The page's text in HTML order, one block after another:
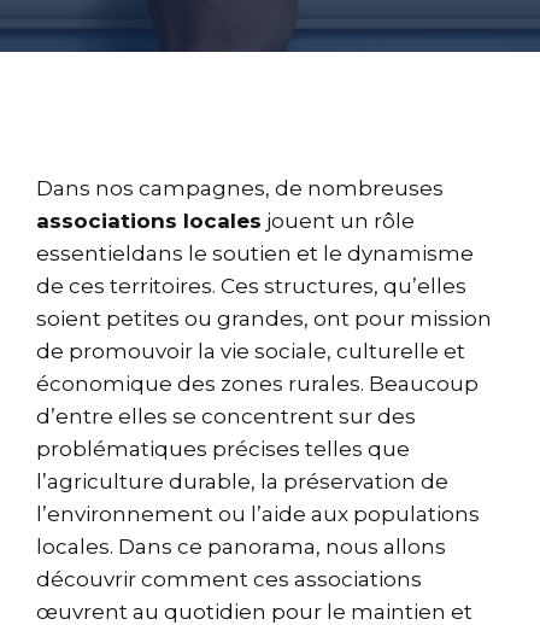
Dans nos campagnes, de nombreuses
associations locales jouent un rôle
essentieldans le soutien et le dynamisme
de ces territoires. Ces structures, qu’elles
soient petites ou grandes, ont pour mission
de promouvoir la vie sociale, culturelle et
économique des zones rurales. Beaucoup
d’entre elles se concentrent sur des
problématiques précises telles que
l’agriculture durable, la préservation de
l’environnement ou l’aide aux populations
locales. Dans ce panorama, nous allons
découvrir comment ces associations
œuvrent au quotidien pour le maintien et